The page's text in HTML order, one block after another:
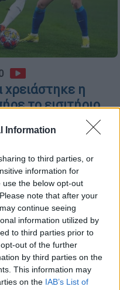
Information
to third parties, or
information for
the below opt-out
note that after your
continue seeing
information utilized by
to third parties prior to
out of the further
by third parties on the
This information may
on the IAB’s List of
η
το εισιτήριο
Εύκολα πέρασε η
στο 1-1 με τη
Σίτι επικράτησε